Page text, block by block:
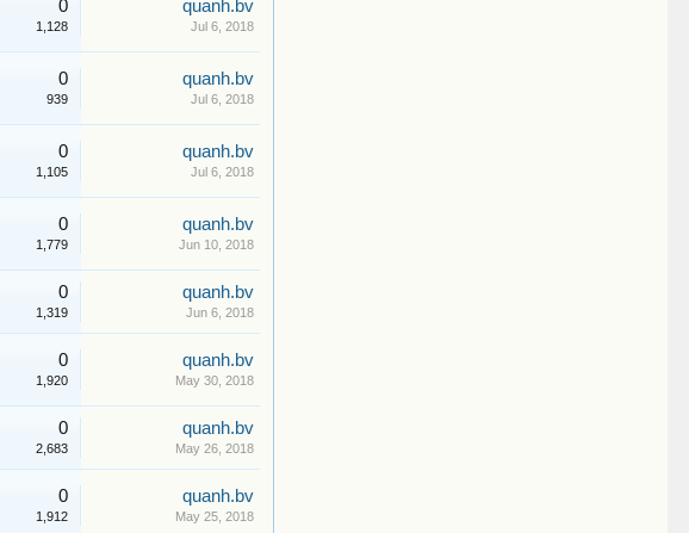
0
1,128
quanh.bv
Jul 6, 2018
0
939
quanh.bv
Jul 6, 2018
0
1,105
quanh.bv
Jul 6, 2018
0
1,779
quanh.bv
Jun 10, 2018
0
1,319
quanh.bv
Jun 6, 2018
0
1,920
quanh.bv
May 30, 2018
0
2,683
quanh.bv
May 26, 2018
0
1,912
quanh.bv
May 25, 2018